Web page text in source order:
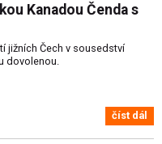
Kanadou Čenda s
jižních Čech v sousedství
dovolenou.
číst dál